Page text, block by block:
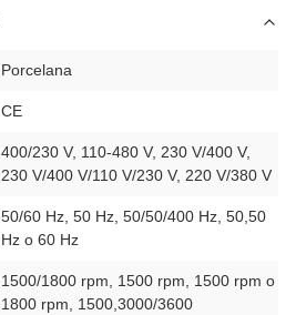
Porcelana
CE
400/230 V, 110-480 V, 230 V/400 V,
230 V/400 V/110 V/230 V, 220 V/380 V
50/60 Hz, 50 Hz, 50/50/400 Hz, 50,50
Hz o 60 Hz
1500/1800 rpm, 1500 rpm, 1500 rpm o
1800 rpm, 1500,3000/3600